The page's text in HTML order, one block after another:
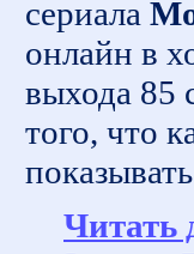
сериала
онлайн в
выхода 85
того, что
Читать